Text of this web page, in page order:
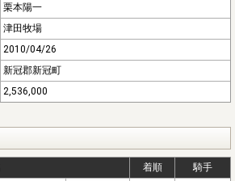
栗本陽一
津田牧場
2010/04/26
新冠郡新冠町
2,536,000
着順 騎手